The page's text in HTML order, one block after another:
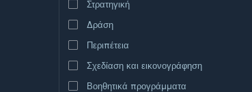
Στρατηγική
Δράση
Περιπέτεια
Σχεδίαση και εικονογράφηση
Βοηθητικά προγράμματα